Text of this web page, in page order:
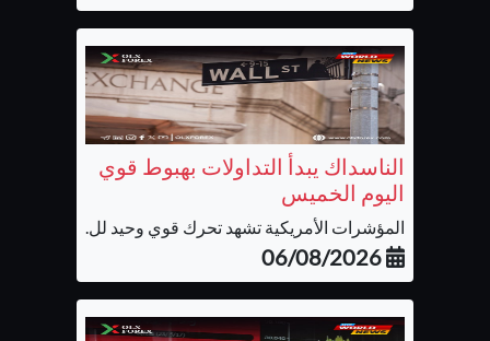
الناسداك يبدأ التداولات بهبوط قوي
اليوم الخميس
المؤشرات الأمريكية تشهد تحرك قوي وحيد لل...
06/08/2026